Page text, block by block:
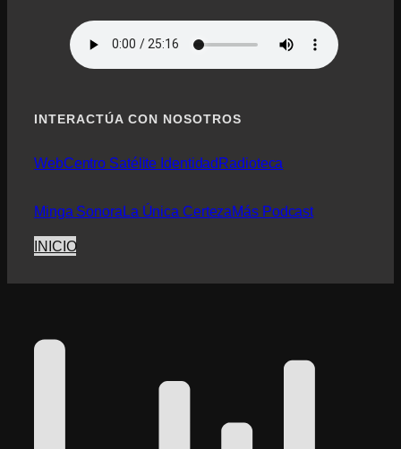
INTERACTÚA CON NOSOTROS
WebCentro Satélite IdentidadRadioteca
Minga Sonora La Única CertezaMás Podcast
INICIO